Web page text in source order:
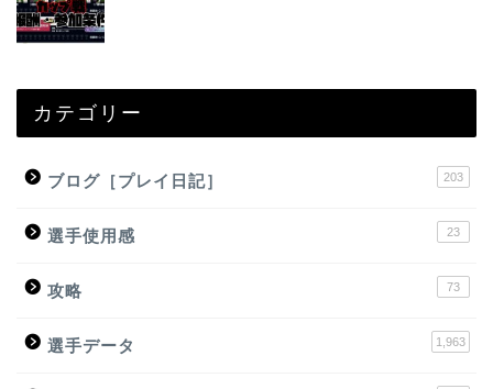
カテゴリー
ブログ［プレイ日記］ 203
選手使用感 23
攻略 73
選手データ 1,963